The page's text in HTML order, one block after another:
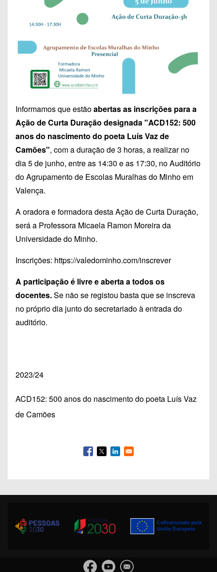
Informamos que estãoabertas as inscrições para a
Ação de Curta Duração designada "ACD152: 500
anos do nascimento do poeta Luís Vaz de
Camões", com a duração de 3 horas, a realizar no
dia 5 de junho, entre as 14:30 e as 17:30, no Auditório
do Agrupamento de Escolas Muralhas do Minho em
Valença.
A oradora e formadora desta Ação de Curta Duração,
será a Professora Micaela Ramon Moreira da
Universidade do Minho.
Inscrições: https://valedominho.com/inscrever
A participação é livre e aberta a todos os
docentes.Se não se registou basta que se inscreva
no próprio dia junto do secretariado à entrada do
auditório.
2023/24
ACD152: 500 anos do nascimento do poeta Luís Vaz
de Camões